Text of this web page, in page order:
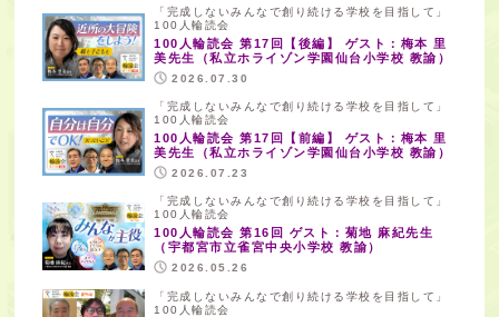
「完成しないみんなで創り続ける学校を目指して」
100人輪読会
100人輪読会 第17回【後編】 ゲスト：梅本 里
美先生（私立ホライゾン学園仙台小学校 教諭）
2026.07.30
「完成しないみんなで創り続ける学校を目指して」
100人輪読会
100人輪読会 第17回【前編】 ゲスト：梅本 里
美先生（私立ホライゾン学園仙台小学校 教諭）
2026.07.23
「完成しないみんなで創り続ける学校を目指して」
100人輪読会
100人輪読会 第16回 ゲスト：菊地 麻紀先生
（宇都宮市立雀宮中央小学校 教諭）
2026.05.26
「完成しないみんなで創り続ける学校を目指して」
100人輪読会